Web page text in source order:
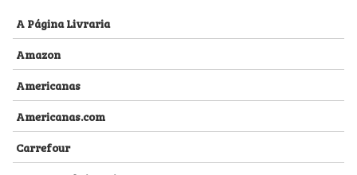
A Página Livraria
Amazon
Americanas
Americanas.com
Carrefour